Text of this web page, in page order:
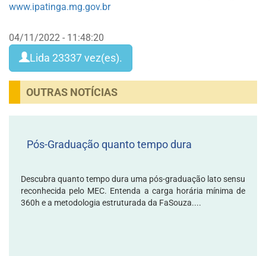
www.ipatinga.mg.gov.br
04/11/2022 - 11:48:20
Lida 23337vez(es).
OUTRAS NOTÍCIAS
Pós-Graduação quanto tempo dura
Descubra quanto tempo dura uma pós-graduação lato sensu
reconhecida pelo MEC. Entenda a carga horária mínima de
360h e a metodologia estruturada da FaSouza....